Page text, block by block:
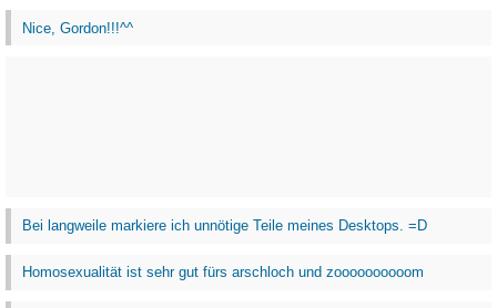
Nice, Gordon!!!^^
Bei langweile markiere ich unnötige Teile meines Desktops. =D
Homosexualität ist sehr gut fürs arschloch und zoooooooooom